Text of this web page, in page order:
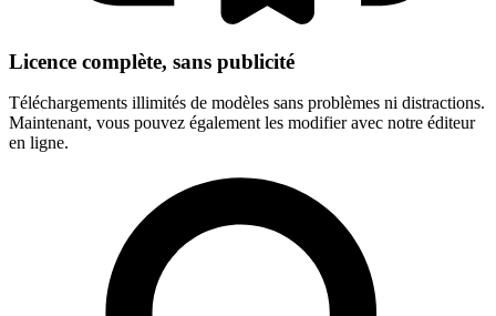
Licence complète, sans publicité
Téléchargements illimités de modèles sans problèmes ni distractions.
Maintenant, vous pouvez également les modifier avec notre éditeur
en ligne.